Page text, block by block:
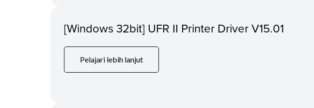
[Windows 32bit] UFR II Printer Driver V15.01
Pelajari lebih lanjut